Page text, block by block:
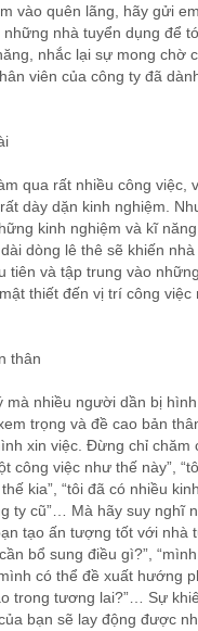
vào quên lãng, hãy gửi
nhà tuyển dụng để
nhắc lại sự mong chờ
viên của công ty đã
qua rất nhiều công việc,
dày dặn kinh nghiệm.
kinh nghiệm và kĩ
dòng lê thê sẽ khiến
tiên và tập trung vào
thiết đến vị trí công việc
thân
mà nhiều người dần bị
trọng và đề cao bản
xin việc. Đừng chỉ chăm
công việc như thế này”,
kia”, “tôi đã có nhiều
ty cũ”… Mà hãy suy nghĩ
tạo ấn tượng tốt với nhà
bổ sung điều gì?”,
có thể đề xuất hướng
trong tương lai?”… Sự
bạn sẽ lay động được